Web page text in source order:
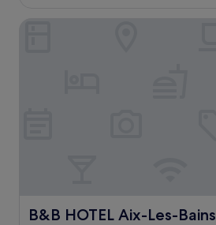
B&B HOTEL Aix-Les-Bains
B&B HOTEL Aix-Les-Bains